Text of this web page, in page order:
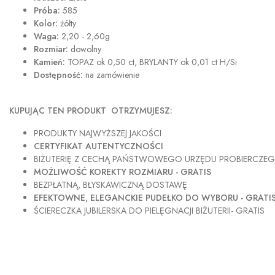
Próba: 585
Kolor: żółty
Waga: 2,20 - 2,60g
Rozmiar: dowolny
Kamień: TOPAZ ok 0,50 ct, BRYLANTY ok 0,01 ct H/Si
Dostępność: na zamówienie
KUPUJĄC TEN PRODUKT OTRZYMUJESZ:
PRODUKTY NAJWYŻSZEJ JAKOŚCI
CERTYFIKAT AUTENTYCZNOŚCI
BIŻUTERIĘ Z CECHĄ PAŃSTWOWEGO URZĘDU
MOŻLIWOŚĆ KOREKTY ROZMIARU - GRATIS
BEZPŁATNĄ, BŁYSKAWICZNĄ DOSTAWĘ
EFEKTOWNE, ELEGANCKIE PUDEŁKO DO WYBORU -
ŚCIERECZKA JUBILERSKA DO PIELĘGNACJI BIŻUTERII- GRATIS